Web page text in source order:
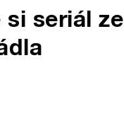
si seriál ze